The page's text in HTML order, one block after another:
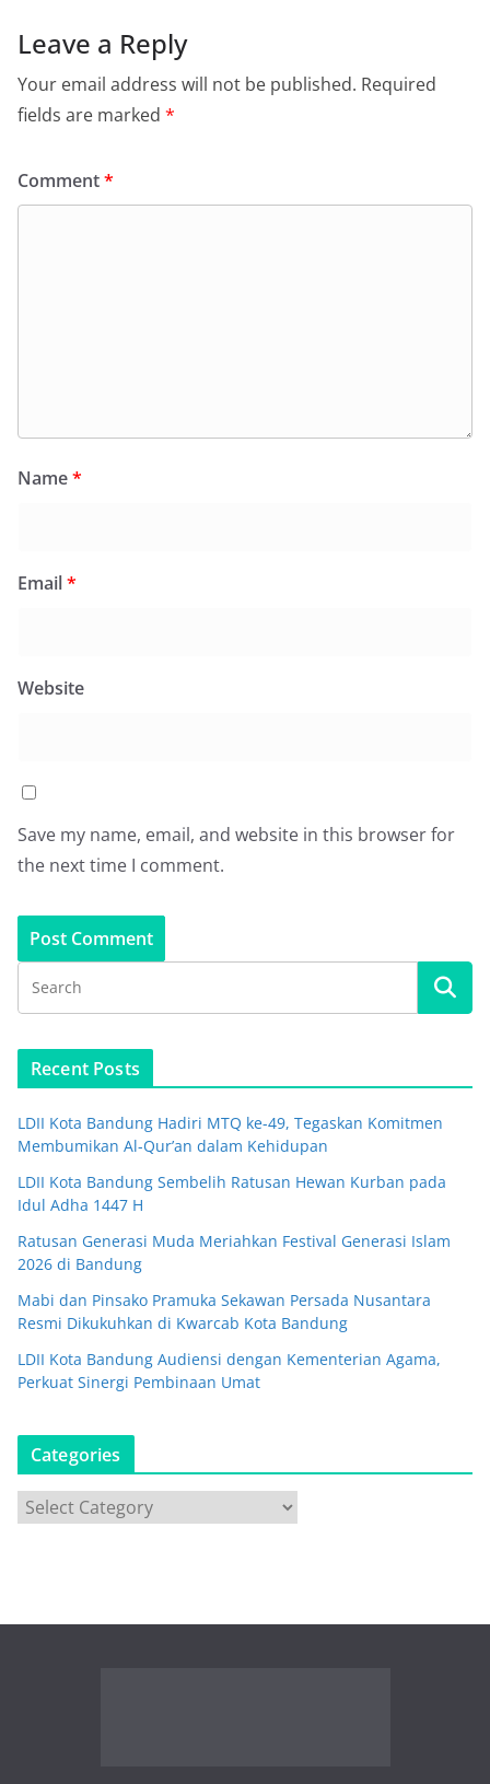
Leave a Reply
Your email address will not be published. Required
fields are marked *
Comment*
Name*
Email*
Website
Save my name, email, and website in this browser for
the next time I comment.
Recent Posts
LDII Kota Bandung Hadiri MTQ ke-49, Tegaskan Komitmen
Membumikan Al-Qur’an dalam Kehidupan
LDII Kota Bandung Sembelih Ratusan Hewan Kurban pada
Idul Adha 1447 H
Ratusan Generasi Muda Meriahkan Festival Generasi Islam
2026 di Bandung
Mabi dan Pinsako Pramuka Sekawan Persada Nusantara
Resmi Dikukuhkan di Kwarcab Kota Bandung
LDII Kota Bandung Audiensi dengan Kementerian Agama,
Perkuat Sinergi Pembinaan Umat
Categories
a